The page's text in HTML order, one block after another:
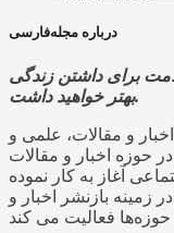
درباره مجله‌فارسی
برای داشتن زندگی
بهتر خواهید داشت.
و مقالات، علمی و
متمرکز در حوزه اخبار و مقالات
آغاز به کار نموده
بازنشر اخبار و